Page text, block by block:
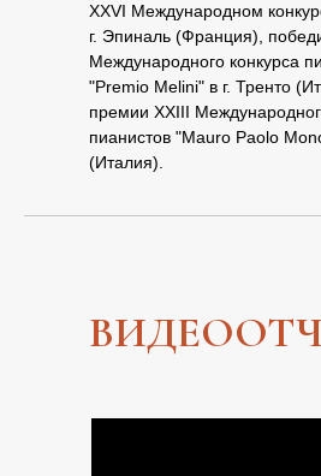
XXVI Международном
г. Эпиналь (Франция),
Международного конкурса
"Premio Melini" в г. Тренто
премии XXIII
пианистов "Mauro Paolo
(Италия).